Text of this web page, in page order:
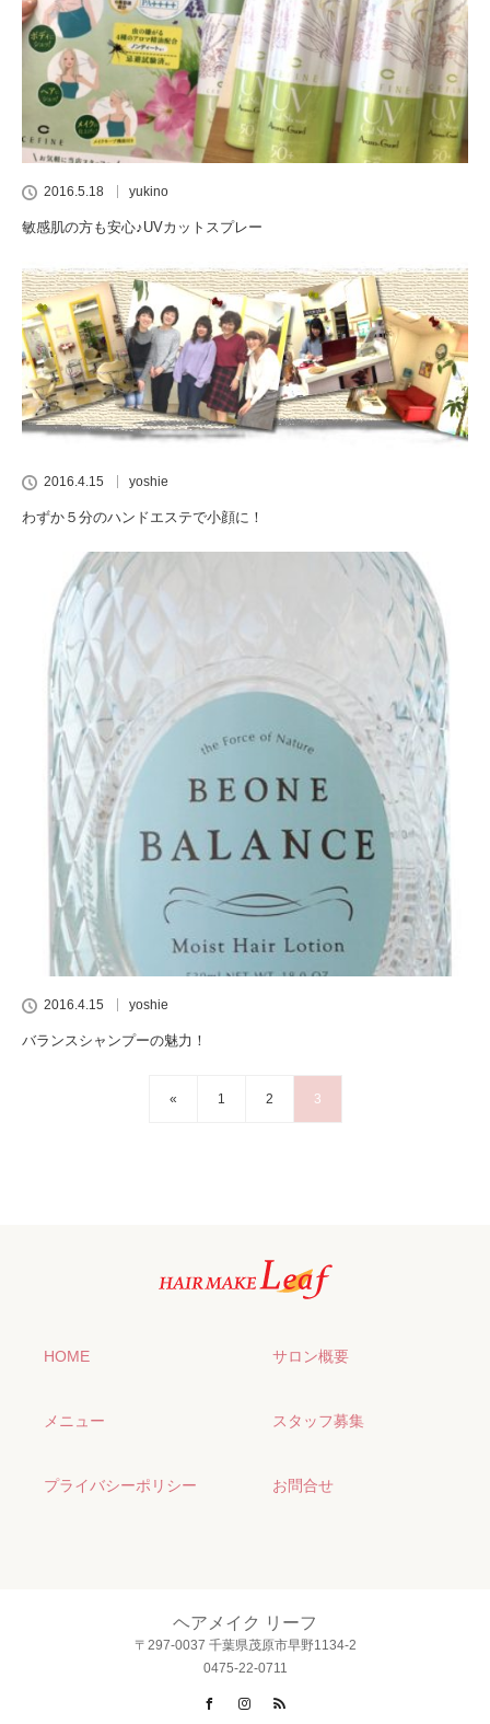
2016.5.18 yukino
敏感肌の方も安心♪UVカットスプレー
2016.4.15 yoshie
わずか５分のハンドエステで小顔に！
2016.4.15 yoshie
バランスシャンプーの魅力！
« 1 2 3
HOME サロン概要
メニュー スタッフ募集
プライバシーポリシー お問合せ
ヘアメイク リーフ
〒297-0037 千葉県茂原市早野1134-2
0475-22-0711
FacebookInstagram